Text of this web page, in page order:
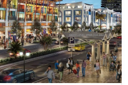
căn shophouse khu D
Tấn